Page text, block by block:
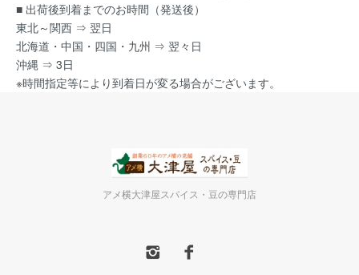
■ 出荷後到着までのお時間（発送後）
東北～関西 ⇒ 翌日
北海道・中国・四国・九州 ⇒ 翌々日
沖縄 ⇒ 3日
※時間指定等により到着日が変る場合がございます。
アメ横大津屋スパイス・豆の専門店